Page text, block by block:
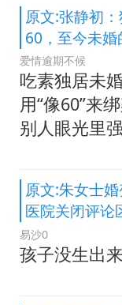
原文:张静初
60，至今未
爱情逾期不候
吃素独居未
用“像60”来
别人眼光里
原文:朱女士
医院关闭评论
易沙0
孩子没生出